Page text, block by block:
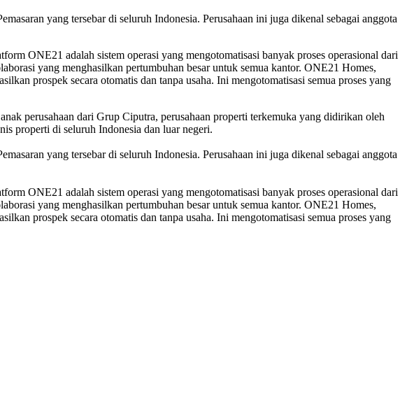
yang tersebar di seluruh Indonesia. Perusahaan ini juga dikenal sebagai anggota
ONE21 adalah sistem operasi yang mengotomatisasi banyak proses operasional dari
yang menghasilkan pertumbuhan besar untuk semua kantor. ONE21 Homes,
prospek secara otomatis dan tanpa usaha. Ini mengotomatisasi semua proses yang
perusahaan dari Grup Ciputra, perusahaan properti terkemuka yang didirikan oleh
properti di seluruh Indonesia dan luar negeri.
yang tersebar di seluruh Indonesia. Perusahaan ini juga dikenal sebagai anggota
ONE21 adalah sistem operasi yang mengotomatisasi banyak proses operasional dari
yang menghasilkan pertumbuhan besar untuk semua kantor. ONE21 Homes,
prospek secara otomatis dan tanpa usaha. Ini mengotomatisasi semua proses yang